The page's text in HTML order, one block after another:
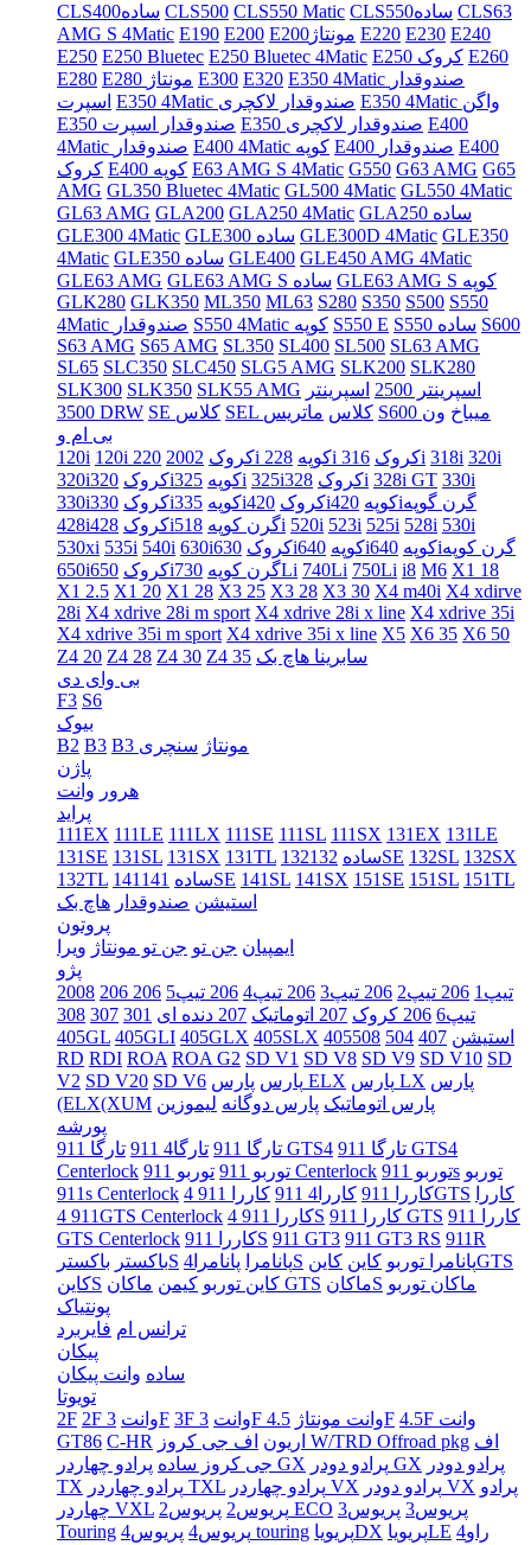
CLS400ساده CLS500 CLS550 Matic CLS550ساده CLS63
AMG S 4Matic E190 E200 E200مونتاژ E220 E230 E240
E250 E250 Bluetec E250 Bluetec 4Matic E250 کروک E260
E280
E280 مونتاژ E300 E320 E350 4Matic صندوقدار
اسپرت
E350 4Matic صندوقدار لاکچری
E350 4Matic واگن
E350 صندوقدار اسپرت
E350 صندوقدار لاکچری E400
4Matic صندوقدار
E400 4Matic کوپه E400 صندوقدار E400
کروک
E400 کوپه E63 AMG S 4Matic G550 G63 AMG G65
AMG GL350 Bluetec 4Matic GL500 4Matic GL550 4Matic
GL63 AMG GLA200 GLA250 4Matic
GLA250 ساده
GLE300 4Matic
GLE300 ساده GLE300D 4Matic GLE350
4Matic
GLE350 ساده GLE400 GLE450 AMG 4Matic
GLE63 AMG
GLE63 AMG S ساده
GLE63 AMG S کوپه
GLK280 GLK350 ML350 ML63 S280 S350 S500 S550
4Matic صندوقدار
S550 4Matic کوپه S550 E S550 ساده S600
S63 AMG S65 AMG SL350 SL400 SL500 SL63 AMG
SL65 SLC350 SLC450 SLG5 AMG SLK200 SLK280
SLK300 SLK350 SLK55 AMG اسپرینتر 2500
اسپرینتر
3500 DRW
SE کلاس SEL کلاس ماتریس S600 میباخ ون
بی ام و
120i
120i کروک 2002 220i کوپه 228i کروک316i 318i 320i
320iکروک
320iکوپه325i 325iکروک328i 328i GT 330i
330iکروک
330iکوپه 335iکروک 420iکوپه 420iگرن گوپه
428iکروک
428iگرن کوپه518i 520i 523i 525i 528i 530i
530xi 535i 540i 630iکروک 630iکوپه 640iکوپه 640iگرن کوپه
650iکروک
650iگرن کوپه730Li 740Li 750Li i8 M6 X1 18
X1 2.5 X1 20 X1 28 X3 25 X3 28 X3 30 X4 m40i X4 xdirve
28i X4 xdrive 28i m sport X4 xdrive 28i x line X4 xdrive 35i
X4 xdrive 35i m sport X4 xdrive 35i x line X5 X6 35 X6 50
Z4 20 Z4 28 Z4 30 Z4 35 سابرینا هاچ بک
بی وای دی
F3 S6
بیوک
B2 B3 B3 مونتاژ سنچری
پاژن
هرور وانت
پراید
111EX 111LE 111LX 111SE 111SL 111SX 131EX 131LE
131SE 131SL 131SX 131TL 132ساده132SE 132SL 132SX
132TL
141ساده141SE 141SL 141SX 151SE 151SL 151TL
استیشن صندوقدار هاچ بک
پروتون
ایمپیان جن تو جن تو مونتاژ ویرا
پژو
2008
206 تیپ1 206 تیپ2 206 تیپ3 206 تیپ4 206 تیپ5
206
تیپ6
206 کروک 207 اتوماتیک 207 دنده ای 301
307
308
405GL 405GLI 405GLX 405SLX 405استیشن 407
504
508
RD RDI ROA ROA G2 SD V1 SD V8 SD V9 SD V10 SD
V2 SD V20 SD V6 پارس پارس ELX پارس LX پارس
(ELX(XUM
پارس اتوماتیک پارس دوگانه لیموزین
پورشه
تارگا 911
تارگا4 911 تارگا 911 GTS4 تارگا 911 GTS4
Centerlock
توربو 911 توربو 911 Centerlock توربو 911s توربو
911s Centerlock
کاررا 911 کاررا4 911 کاررا 911 4GTS
کاررا
911 4GTS Centerlock
کاررا 911 4S کاررا 911 GTS کاررا 911
GTS Centerlock
کاررا 911S 911 GT3 911 GT3 RS 911R
باکسترباکسترS پانامراپانامرا4S پانامرا توربو کاین
کاینGTS
کاینS
کاین توربو کیمن ماکان GTS ماکانS ماکان توربو
پونتیاک
ترانس ام فایربرد
پیکان
ساده وانت پیکان
تویوتا
2F
2F وانت3F 3F وانت 3F وانت مونتاژ4.5F
4.5F وانت
GT86 C-HR اریون اف جی کروز W/TRD Offroad pkg اف
جی کروز ساده پرادو چهاردر GX پرادو دودر GX پرادو دودر
TX
پرادو چهاردر TXL پرادو چهاردر VX پرادو دودر VX پرادو
چهاردر VXL
پریوس2 پریوس2 ECO پریوس3
پریوس3
Touring
پریوس4 پریوس4 touring پریویاDX پریویاLE
راو4